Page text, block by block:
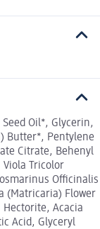
Oil*, Glycerin,
Butter*, Pentylene
Citrate, Behenyl
Viola Tricolor
Officinalis
(Matricaria) Flower
Acacia
Acid, Glyceryl